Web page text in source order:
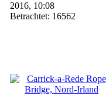
2016, 10:08
Betrachtet: 16562